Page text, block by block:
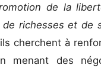
de la
richesses et de
cherchent à
menant des